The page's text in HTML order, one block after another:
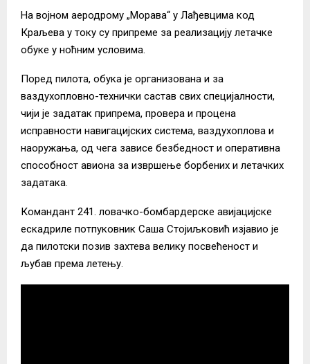
На војном аеродрому „Морава“ у Лађевцима код
Краљева у току су припреме за реализацију летачке
обуке у ноћним условима.
Поред пилота, обука је организована и за
ваздухопловно-технички састав свих специјалности,
чији је задатак припрема, провера и процена
исправности навигацијских система, ваздухоплова и
наоружања, од чега зависе безбедност и оперативна
способност авиона за извршење борбених и летачких
задатака.
Командант 241. ловачко-бомбардерске авијацијске
ескадриле потпуковник Саша Стојиљковић изјавио је
да пилотски позив захтева велику посвећеност и
љубав према летењу.